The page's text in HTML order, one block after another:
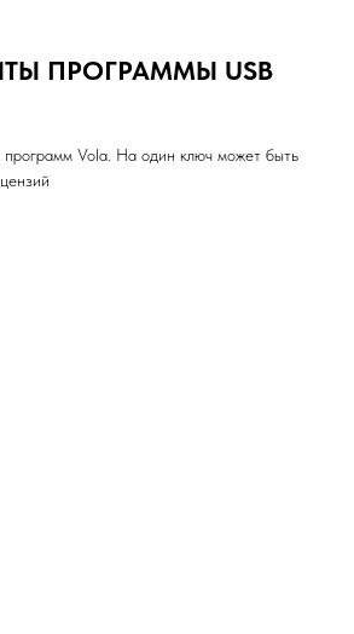
ПРОГРАММЫ USB
Vola. На один ключ может быть